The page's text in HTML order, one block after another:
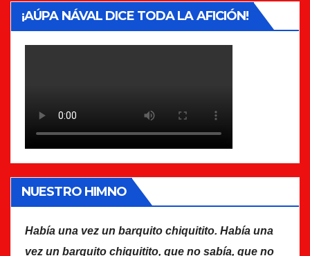
¡AÚPA NÁVAL DICE TODA LA AFICIÓN!
NUESTRO HIMNO
Había una vez un barquito chiquitito. Había una
vez un barquito chiquitito, que no sabía, que no